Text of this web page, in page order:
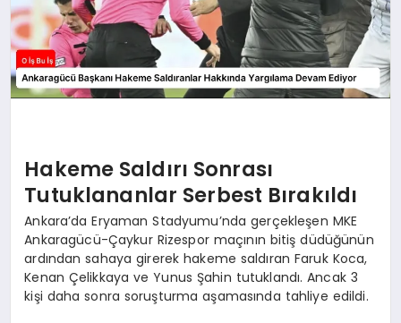
Hakeme Saldırı Sonrası
Tutuklananlar Serbest Bırakıldı
Ankara’da Eryaman Stadyumu’nda gerçekleşen MKE
Ankaragücü-Çaykur Rizespor maçının bitiş düdüğünün
ardından sahaya girerek hakeme saldıran Faruk Koca,
Kenan Çelikkaya ve Yunus Şahin tutuklandı. Ancak 3
kişi daha sonra soruşturma aşamasında tahliye edildi.